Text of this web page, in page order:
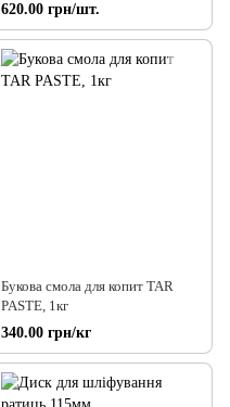
620.00 грн/шт.
Букова смола для копит TAR
PASTE, 1кг
340.00 грн/кг